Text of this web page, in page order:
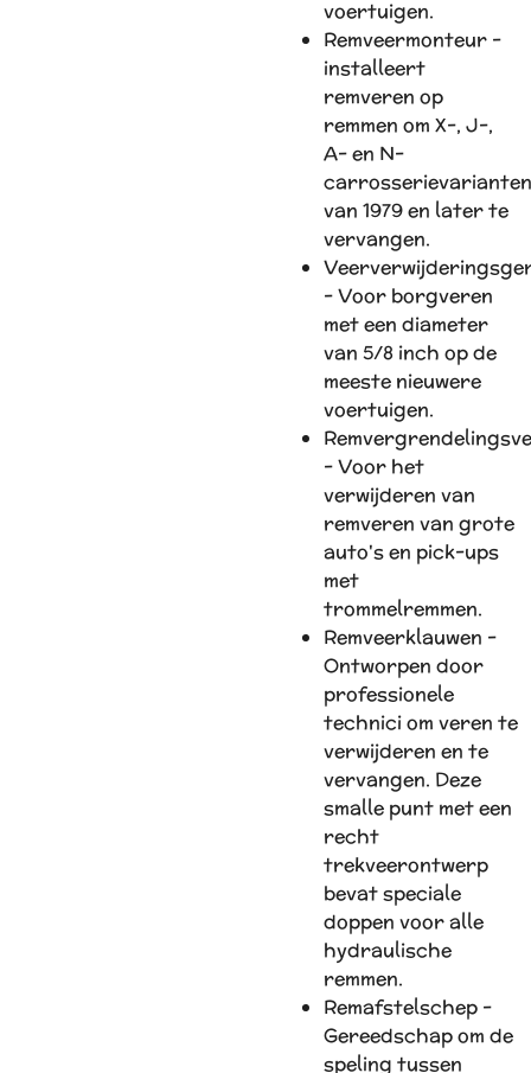
voertuigen.
Remveermonteur -
installeert
remveren op
remmen om X-, J-,
A- en N-
carrosserievarianten
van 1979 en later te
vervangen.
- Voor borgveren
met een diameter
van 5/8 inch op de
meeste nieuwere
voertuigen.
- Voor het
verwijderen van
remveren van grote
auto's en pick-ups
met
trommelremmen.
Remveerklauwen -
Ontworpen door
professionele
technici om veren te
verwijderen en te
vervangen. Deze
smalle punt met een
recht
trekveerontwerp
bevat speciale
doppen voor alle
hydraulische
remmen.
Remafstelschep -
Gereedschap om de
speling tussen